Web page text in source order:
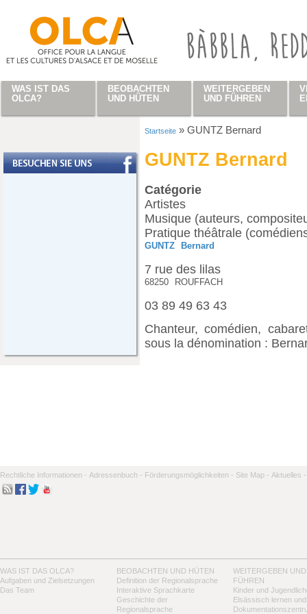
Startseite » GUNTZ Bernard
GUNTZ Bernard
Catégorie
Artistes
Musique (auteurs,
Pratique théâtrale
GUNTZ Bernard
7 rue des lilas
68250 ROUFFACH
03 89 49 63 43
Chanteur, comédien,
sous la dénomination :
Rechtliche Informationen - Adressenbuch - Förderungsmöglichkeiten - Site Map - Aktuelles -
WAS IST DAS OLCA?
Aufgaben und Zielsetzungen
Das Team
BEOBACHTEN UND HÜTEN
Definition der Regionalsprache
Interaktive Sprachkarte
Geschichte der
Regionalsprache
WEITERGEBEN UND
FÜHREN
Kinder und
Elsässisch lernen
WAS IST DAS
OLCA?
BEOBACHTEN
UND HÜTEN
WEITERGEBEN
UND FÜHREN